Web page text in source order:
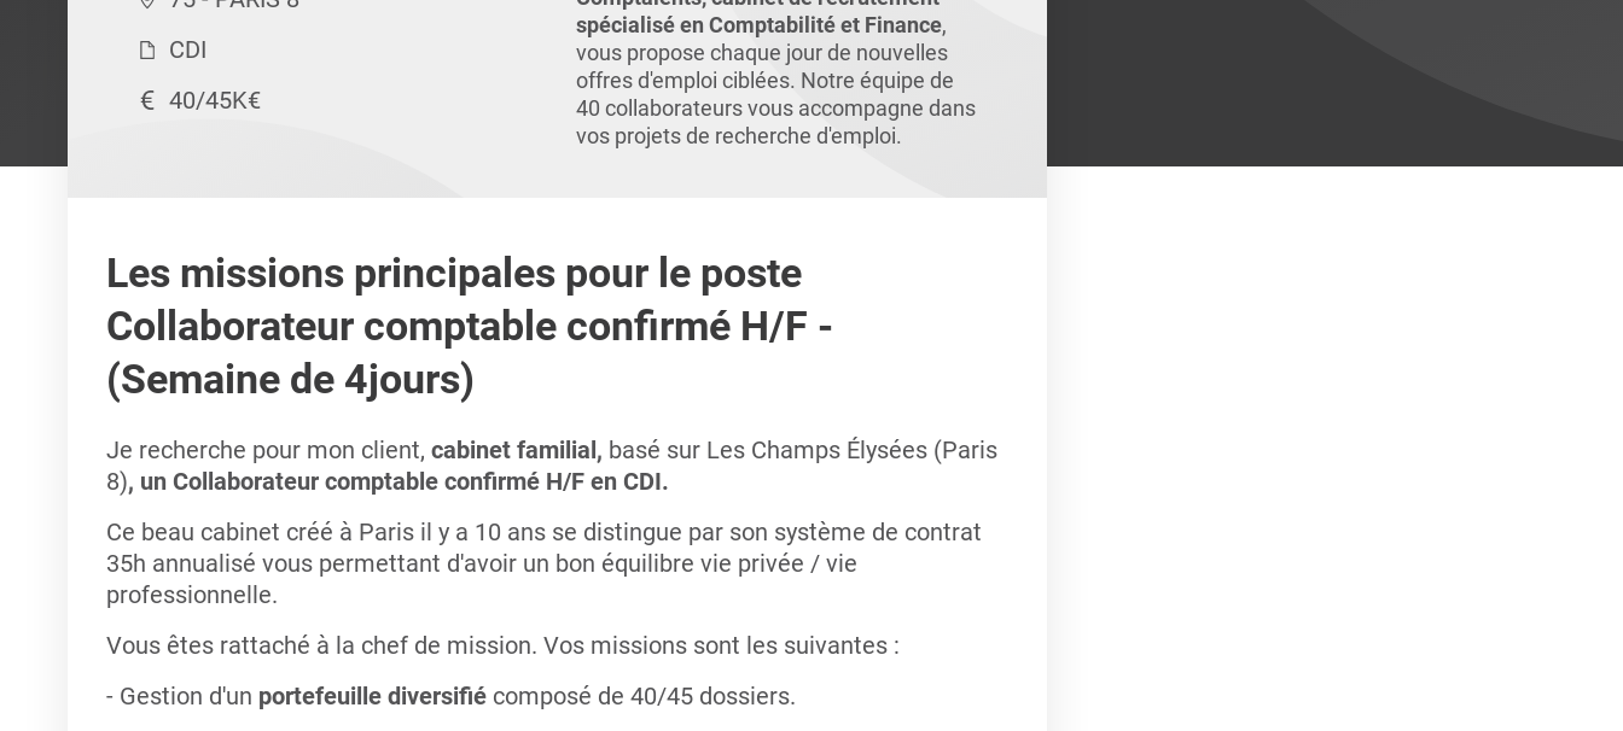
CDI
40/45K€
spécialisé en Comptabilité et Finance,
vous propose chaque jour de nouvelles
offres d'emploi ciblées. Notre équipe de
40 collaborateurs vous accompagne dans
vos projets de recherche d'emploi.
Les missions principales pour le poste
Collaborateur comptable confirmé H/F -
(Semaine de 4jours)
Je recherche pour mon client, cabinet familial, basé sur Les Champs Élysées (Paris
8), un Collaborateur comptable confirmé H/F en CDI.
Ce beau cabinet créé à Paris il y a 10 ans se distingue par son système de contrat
35h annualisé vous permettant d'avoir un bon équilibre vie privée / vie
professionnelle.
Vous êtes rattaché à la chef de mission. Vos missions sont les suivantes :
- Gestion d'un portefeuille diversifiécomposé de 40/45 dossiers.